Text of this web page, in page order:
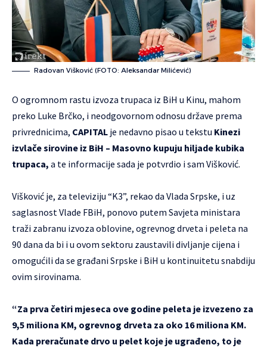
Radovan Višković (FOTO: Aleksandar Milićević)
O ogromnom rastu izvoza trupaca iz BiH u Kinu, mahom
preko Luke Brčko, i neodgovornom odnosu države prema
privrednicima, CAPITAL je nedavno pisao u tekstu Kinezi
izvlače sirovine iz BiH – Masovno kupuju hiljade kubika
trupaca, a te informacije sada je potvrdio i sam Višković.
Višković je, za televiziju “K3”, rekao da Vlada Srpske, i uz
saglasnost Vlade FBiH, ponovo putem Savjeta ministara
traži zabranu izvoza oblovine, ogrevnog drveta i peleta na
90 dana da bi i u ovom sektoru zaustavili divljanje cijena i
omogućili da se građani Srpske i BiH u kontinuitetu snabdiju
ovim sirovinama.
“Za prva četiri mjeseca ove godine peleta je izvezeno za
9,5 miliona KM, ogrevnog drveta za oko 16 miliona KM.
Kada preračunate drvo u pelet koje je ugrađeno, to je